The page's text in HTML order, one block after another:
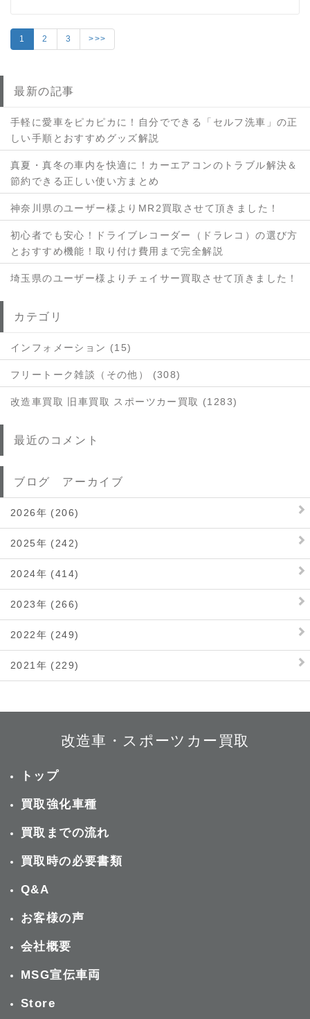
1 2 3 >>>
最新の記事
手軽に愛車をピカピカに！自分でできる「セルフ洗車」の正
しい手順とおすすめグッズ解説
真夏・真冬の車内を快適に！カーエアコンのトラブル解決＆
節約できる正しい使い方まとめ
神奈川県のユーザー様よりMR2買取させて頂きました！
初心者でも安心！ドライブレコーダー（ドラレコ）の選び方
とおすすめ機能！取り付け費用まで完全解説
埼玉県のユーザー様よりチェイサー買取させて頂きました！
カテゴリ
インフォメーション (15)
フリートーク雑談（その他） (308)
改造車買取 旧車買取 スポーツカー買取 (1283)
最近のコメント
ブログ アーカイブ
2026年 (206)
2025年 (242)
2024年 (414)
2023年 (266)
2022年 (249)
2021年 (229)
改造車・スポーツカー買取
トップ
買取強化車種
買取までの流れ
買取時の必要書類
Q&A
お客様の声
会社概要
MSG宣伝車両
Store